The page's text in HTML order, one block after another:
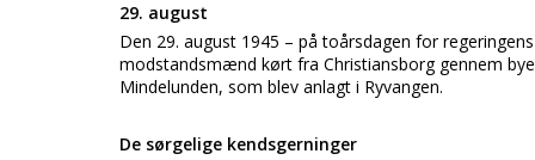
29. august
Den 29. august 1945 – på toårsdagen for
modstandsmænd kørt fra Christiansborg gennem
Mindelunden, som blev anlagt i Ryvangen.
De sørgelige kendsgerninger